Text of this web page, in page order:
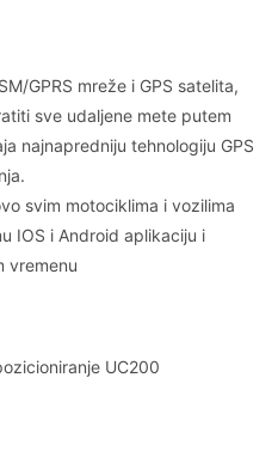
GPRS mreže i GPS satelita,
sve udaljene mete putem
najnapredniju tehnologiju GPS
svim motociklima i vozilima
IOS i Android aplikaciju i
vremenu
UC200